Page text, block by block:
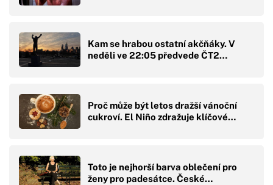
Kam se hrabou ostatní akčňáky. V
neděli ve 22:05 předvede ČT2…
Proč může být letos dražší vánoční
cukroví. El Niño zdražuje klíčové…
Toto je nejhorší barva oblečení pro
ženy pro padesátce. České…